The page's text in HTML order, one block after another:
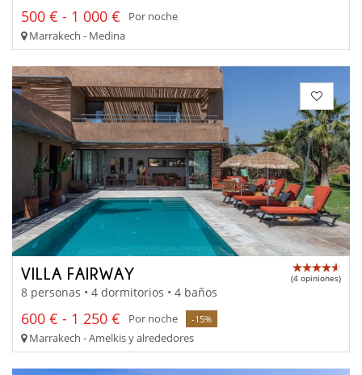
500 € - 1 000 €
Por noche
Marrakech - Medina
VILLA FAIRWAY (4 opiniones)
8 personas • 4 dormitorios • 4 baños
600 € - 1 250 € Por noche -15%
Marrakech - Amelkis y alrededores